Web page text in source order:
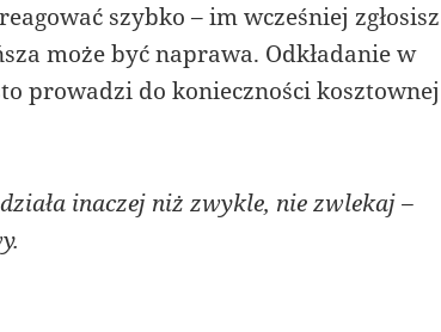
szybko – im wcześniej zgłosisz
może być naprawa. Odkładanie w
prowadzi do konieczności kosztownej
inaczej niż zwykle, nie zwlekaj –